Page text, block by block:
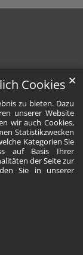
Cookies
zu bieten. Dazu
unserer Website
wir auch Cookies,
Statistikzwecken
Kategorien Sie
auf Basis Ihrer
der Seite zur
Sie in unserer
✕